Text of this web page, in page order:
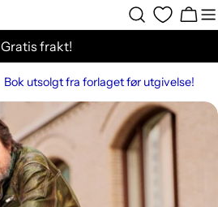
Gratis frakt!
Bok utsolgt fra forlaget før utgivelse!